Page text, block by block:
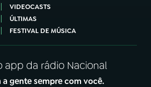
VIDEOCASTS
ÚLTIMAS
FESTIVAL DE MÚSICA
app da rádio Nacional
a gente sempre com você.